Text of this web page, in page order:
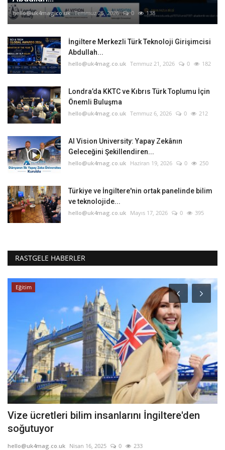
hello@uk4mag.co.uk Temmuz 25, 2026 0 138
İngiltere Merkezli Türk Teknoloji Girişimcisi
Abdullah...
hello@uk4mag.co.uk Temmuz 21, 2026 0 182
Londra’da KKTC ve Kıbrıs Türk Toplumu İçin
Önemli Buluşma
hello@uk4mag.co.uk Temmuz 6, 2026 0 212
AI Vision University: Yapay Zekânın
Geleceğini Şekillendiren...
hello@uk4mag.co.uk Haziran 19, 2026 0 250
Türkiye ve İngiltere'nin ortak panelinde bilim
ve teknolojide...
hello@uk4mag.co.uk Mayıs 17, 2026 0 395
RASTGELE HABERLER
Eğitim
Vize ücretleri bilim insanlarını İngiltere'den
soğutuyor
hello@uk4mag.co.uk Nisan 16, 2025 0 233